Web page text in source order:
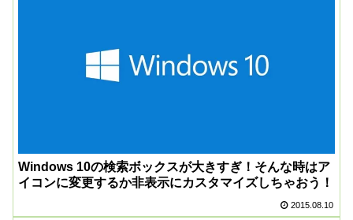
Windows 10の検索ボックスが大きすぎ！そんな時はア
イコンに変更するか非表示にカスタマイズしちゃおう！
2015.08.10